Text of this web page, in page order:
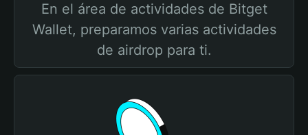
En el área de actividades de Bitget
Wallet, preparamos varias actividades
de airdrop para ti.